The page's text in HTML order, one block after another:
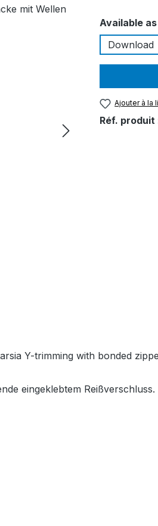
Sélectionnez
Available as
Download
Ajouter à la
Réf. produit
Y-trimming with bonded
eingeklebtem Reißverschluss.